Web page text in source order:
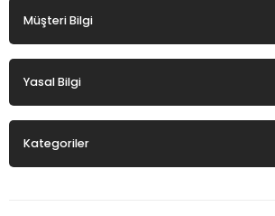
Müşteri Bilgi
Yasal Bilgi
Kategoriler